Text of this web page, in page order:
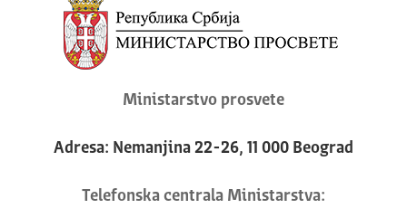
Ministarstvo prosvete
Adresa: Nemanjina 22-26, 11 000 Beograd
Telefonska centrala Ministarstva: